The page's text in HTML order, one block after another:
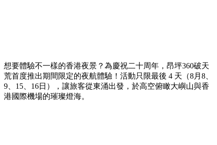
想要體驗不一樣的香港夜景？為慶祝二十周年，昂坪360破天
荒首度推出期間限定的夜航體驗！活動只限最後 4 天（8月8、
9、15、16日），讓旅客從東涌出發，於高空俯瞰大嶼山與香
港國際機場的璀璨燈海。